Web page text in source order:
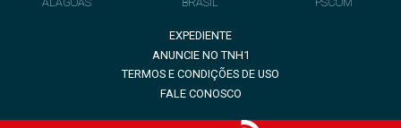
EXPEDIENTE
ANUNCIE NO TNH1
TERMOS E CONDIÇÕES DE USO
FALE CONOSCO